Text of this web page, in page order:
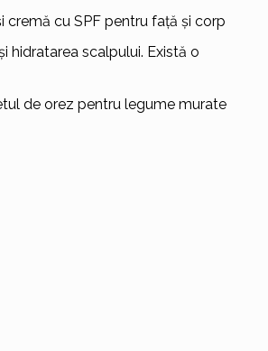
cremă cu SPF pentru față și corp
hidratarea scalpului. Există o
de orez pentru legume murate